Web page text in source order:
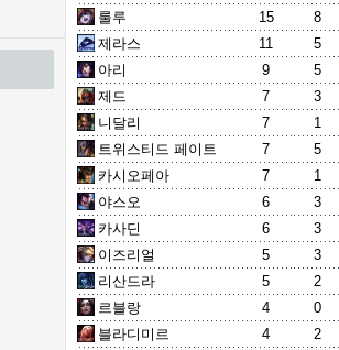
룰루
15
8
제라스
11
5
아리
9
5
제드
7
3
니달리
7
1
트위스티드 페이트
7
5
카시오페아
7
1
야스오
6
3
카사딘
6
3
이즈리얼
5
3
리산드라
5
2
르블랑
4
0
블라디미르
4
2